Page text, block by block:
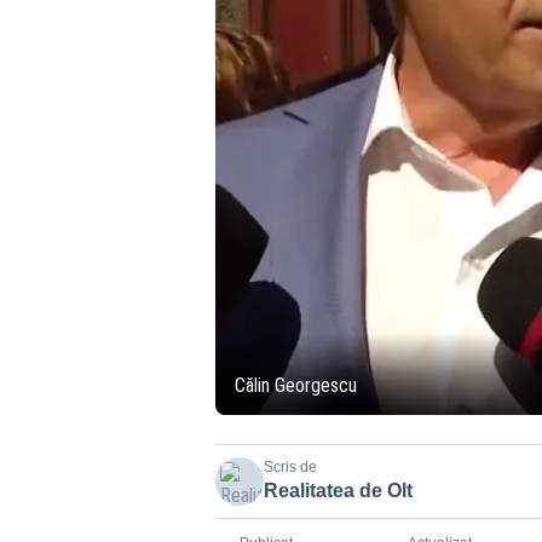
Călin Georgescu
Scris de
Realitatea de Olt